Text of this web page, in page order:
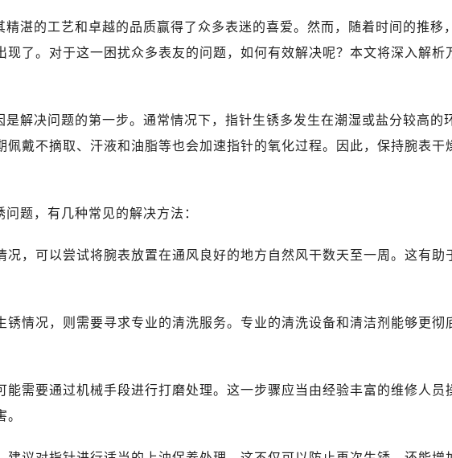
湛的工艺和卓越的品质赢得了众多表迷的喜爱。然而，随着时间的推移，
现了。对于这一困扰众多表友的问题，如何有效解决呢？本文将深入解析
解决问题的第一步。通常情况下，指针生锈多发生在潮湿或盐分较高的
佩戴不摘取、汗液和油脂等也会加速指针的氧化过程。因此，保持腕表干
题，有几种常见的解决方法：
况，可以尝试将腕表放置在通风良好的地方自然风干数天至一周。这有助
锈情况，则需要寻求专业的清洗服务。专业的清洗设备和清洁剂能够更彻
能需要通过机械手段进行打磨处理。这一步骤应当由经验丰富的维修人员